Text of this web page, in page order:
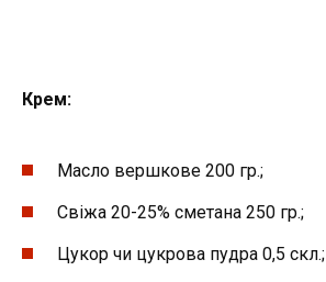
Крем:
Масло вершкове 200 гр.;
Свіжа 20-25% сметана 250 гр.;
Цукор чи цукрова пудра 0,5 скл.;